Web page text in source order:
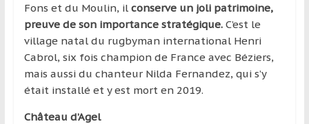
Fons et du Moulin, ilconserve un joli patrimoine,
preuve de son importance stratégique.C’est le
village natal du rugbyman international Henri
Cabrol, six fois champion de France avec Béziers,
mais aussi du chanteur Nilda Fernandez, qui s’y
était installé et y est mort en 2019.
Château d’Agel